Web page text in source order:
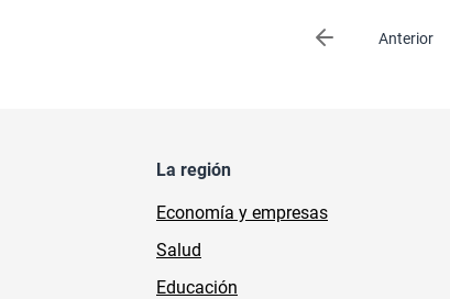
Anterior
Página anterior
La región
Economía y empresas
Salud
Educación